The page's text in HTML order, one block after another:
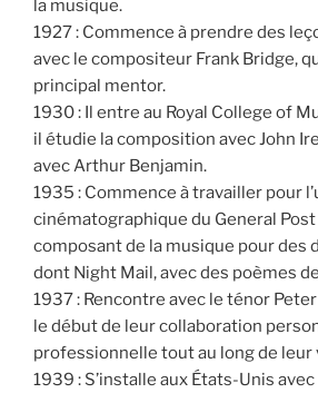
la musique.
1927 : Commence à prendre des
avec le compositeur Frank Bridge,
principal mentor.
1930 : Il entre au Royal College of
il étudie la composition avec John
avec Arthur Benjamin.
1935 : Commence à travailler pour
cinématographique du General Post
composant de la musique pour des
dont Night Mail, avec des poèmes
1937 : Rencontre avec le ténor
le début de leur collaboration
professionnelle tout au long de leur
1939 : S’installe aux États-Unis